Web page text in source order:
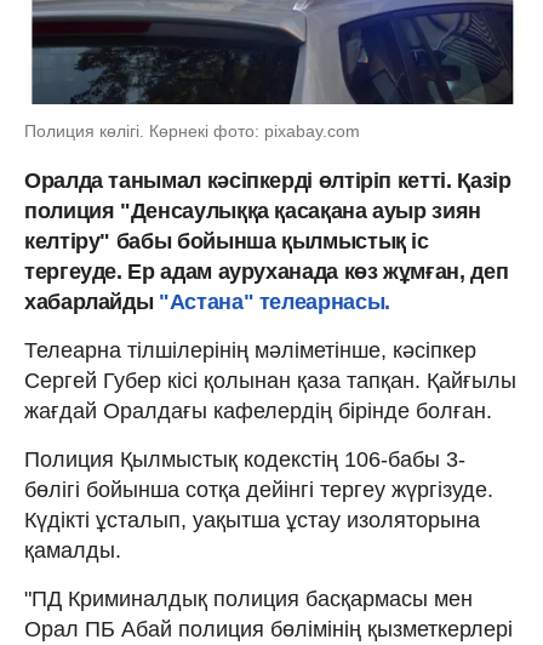
Полиция көлігі. Көрнекі фото: pixabay.com
Оралда танымал кәсіпкерді өлтіріп кетті. Қазір
полиция "Денсаулыққа қасақана ауыр зиян
келтіру" бабы бойынша қылмыстық іс
тергеуде. Ер адам ауруханада көз жұмған, деп
хабарлайды "Астана" телеарнасы.
Телеарна тілшілерінің мәліметінше, кәсіпкер
Сергей Губер кісі қолынан қаза тапқан. Қайғылы
жағдай Оралдағы кафелердің бірінде болған.
Полиция Қылмыстық кодекстің 106-бабы 3-
бөлігі бойынша сотқа дейінгі тергеу жүргізуде.
Күдікті ұсталып, уақытша ұстау изоляторына
қамалды.
"ПД Криминалдық полиция басқармасы мен
Орал ПБ Абай полиция бөлімінің қызметкерлері